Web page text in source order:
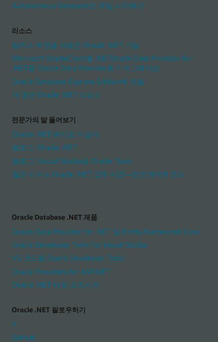
Autonomous Database로 개발 시작하기
리소스
릴리스 버전별 새로운 Oracle .NET 기능
Microsoft OracleClient를 .NETOracle Data Provider for
.NET용 Oracle Data Provider로 마이그레이션
Oracle Database Express Edition에 연결
더 많은 Oracle .NET 리소스
전문가의 말 들어보기
Oracle .NET 비디오 자습서
블로그: Oracle .NET
블로그: Visual Studio용 Oracle Tools
월간 라이브 Oracle .NET 업무 시간—전문가에게 문의
Oracle Database .NET 제품
Oracle Data Provider for .NET 및 Entity Framework Core
Oracle Developer Tools for Visual Studio
VS 코드용 Oracle Developer Tools
Oracle Providers for ASP.NET
Oracle .NET 내장 프로시저
Oracle .NET 팔로우하기
X
GitHub